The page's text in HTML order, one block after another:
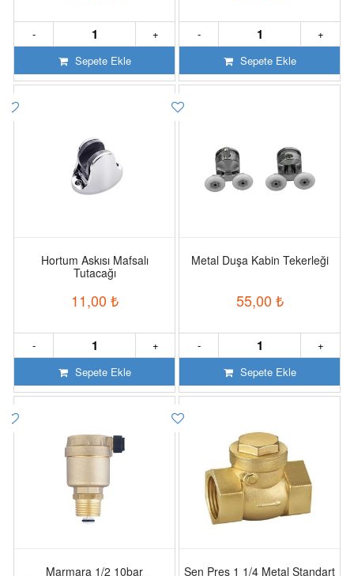
+
-
Sepete Ekle
+
-
Sepete Ekle
Hortum Askısı Mafsalı
Tutacağı
11,00 ₺
+
-
Sepete Ekle
Metal Duşa Kabin Tekerleği
55,00 ₺
+
-
Sepete Ekle
Marmara 1/2 10bar
Şen Pres 1 1/4 Metal Standart